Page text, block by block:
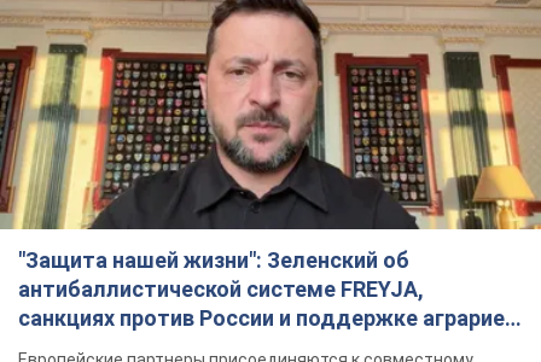
"Защита нашей жизни": Зеленский об
антибаллистической системе FREYJA,
санкциях против России и поддержке аграриев.
Видео